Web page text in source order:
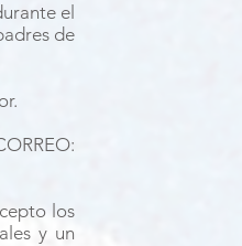
el
de
los
y un